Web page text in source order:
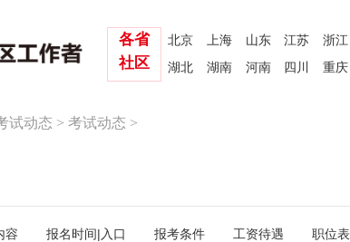
北京 上海 山东 江苏 浙江
湖北
湖南 河南 四川 重庆
各省
社区
试动态 >考试动态 >
容 报名时间|入口 报考条件 工资待遇 职位表